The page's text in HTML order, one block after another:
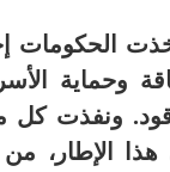
الحكومات
وحماية
ونفذت
الإطار، من